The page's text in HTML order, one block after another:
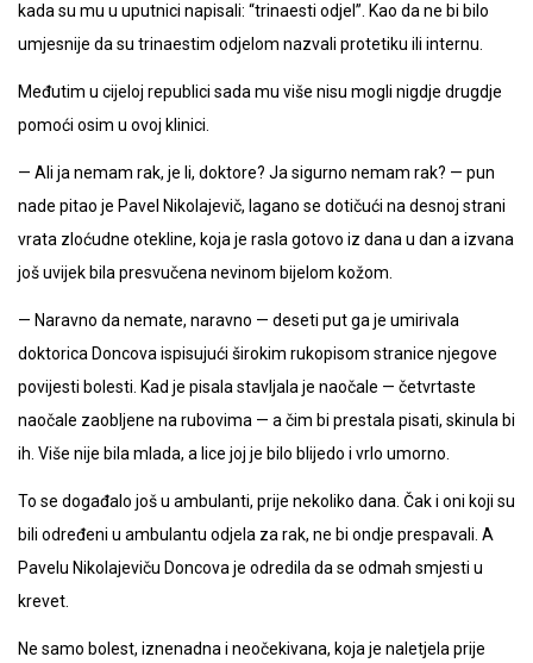
kada su mu u uputnici napisali: “trinaesti odjel”. Kao da ne bi bilo
umjesnije da su trinaestim odjelom nazvali protetiku ili internu.
Međutim u cijeloj republici sada mu više nisu mogli nigdje drugdje
pomoći osim u ovoj klinici.
— Ali ja nemam rak, je li, doktore? Ja sigurno nemam rak? — pun
nade pitao je Pavel Nikolajevič, lagano se dotičući na desnoj strani
vrata zloćudne otekline, koja je rasla gotovo iz dana u dan a izvana
još uvijek bila presvučena nevinom bijelom kožom.
— Naravno da nemate, naravno — deseti put ga je umirivala
doktorica Doncova ispisujući širokim rukopisom stranice njegove
povijesti bolesti. Kad je pisala stavljala je naočale — četvrtaste
naočale zaobljene na rubovima — a čim bi prestala pisati, skinula bi
ih. Više nije bila mlada, a lice joj je bilo blijedo i vrlo umorno.
To se događalo još u ambulanti, prije nekoliko dana. Čak i oni koji su
bili određeni u ambulantu odjela za rak, ne bi ondje prespavali. A
Pavelu Nikolajeviču Doncova je odredila da se odmah smjesti u
krevet.
Ne samo bolest, iznenadna i neočekivana, koja je naletjela prije